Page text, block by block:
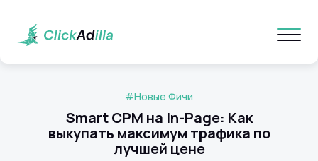
Smart CPM на In-Page: Как
выкупать максимум трафика по
лучшей цене
#Новые Фичи